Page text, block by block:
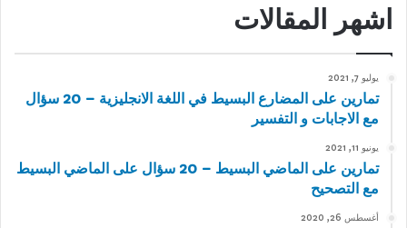
اشهر المقالات
يوليو 7, 2021
تمارين على المضارع البسيط في اللغة الانجليزية – 20 سؤال
مع الاجابات و التفسير
يونيو 11, 2021
تمارين على الماضي البسيط – 20 سؤال على الماضي البسيط
مع التصحيح
أغسطس 26, 2020